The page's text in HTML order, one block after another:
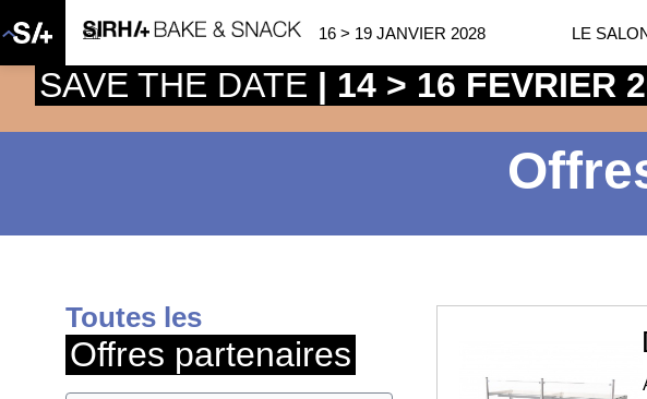
16 > 19 JANVIER 2028 LE
Toutes les
Offres partenaires
SAVE THE DATE | 14 > 16 FEVRIER